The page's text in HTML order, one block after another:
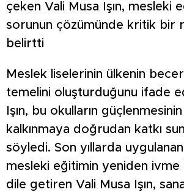
çeken Vali Musa Işın, mesleki
sorunun çözümünde kritik bir
belirtti
Meslek liselerinin ülkenin
temelini oluşturduğunu ifade
Işın, bu okulların
kalkınmaya doğrudan katkı
söyledi. Son yıllarda
mesleki eğitimin yeniden ivme
dile getiren Vali Musa Işın,